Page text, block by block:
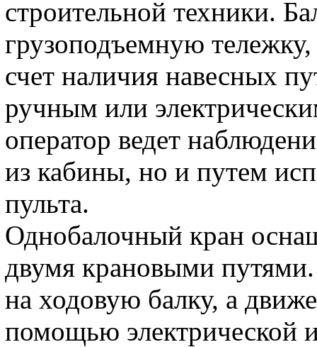
строительной техники.
грузоподъемную
счет наличия навесных
ручным или
оператор ведет
из кабины, но и путем
пульта.
Однобалочный кран
двумя крановыми
на ходовую балку, а
помощью электрической